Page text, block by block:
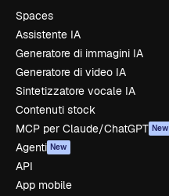
Spaces
Assistente IA
Generatore di immagini IA
Generatore di video IA
Sintetizzatore vocale IA
Contenuti stock
MCP per Claude/ChatGPT New
Agenti New
API
App mobile